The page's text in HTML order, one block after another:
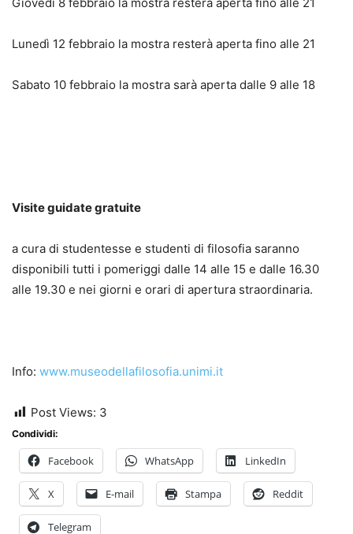
Lunedì 12 febbraio la mostra resterà aperta fino alle 21
Sabato 10 febbraio la mostra sarà aperta dalle 9 alle 18
Visite guidate gratuite
a cura di studentesse e studenti di filosofia saranno
disponibili tutti i pomeriggi dalle 14 alle 15 e dalle 16.30
alle 19.30 e nei giorni e orari di apertura straordinaria.
Info: www.museodellafilosofia.unimi.it
Post Views: 3
Condividi:
Facebook WhatsApp LinkedIn
X E-mail Stampa Reddit
Telegram